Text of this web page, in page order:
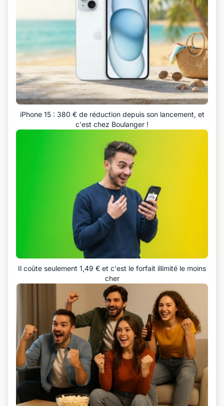
iPhone 15 : 380 € de réduction depuis son lancement, et
c'est chez Boulanger !
Il coûte seulement 1,49 € et c'est le forfait illimité le moins
cher